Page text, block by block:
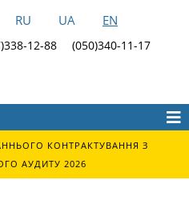
RU UA EN
12-88 (050)340-11-17
КОНТРАКТУВАННЯ З
АУДИТУ 2026